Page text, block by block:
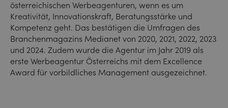
österreichischen Werbeagenturen, wenn es um
Kreativität, Innovationskraft, Beratungsstärke und
Kompetenz geht. Das bestätigen die Umfragen des
Branchenmagazins Medianet von 2020, 2021, 2022, 2023
und 2024. Zudem wurde die Agentur im Jahr 2019 als
erste Werbeagentur Österreichs mit dem Excellence
Award für vorbildliches Management ausgezeichnet.